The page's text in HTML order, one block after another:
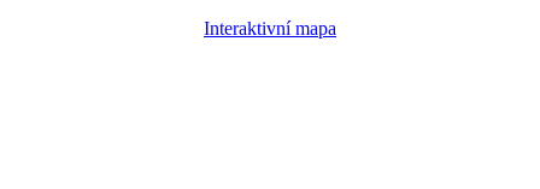
Interaktivní mapa